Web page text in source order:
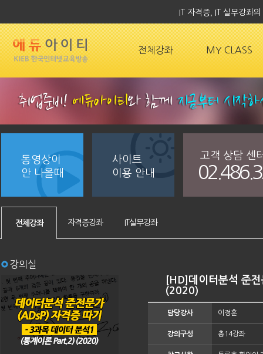
IT 자격증, IT 실무강좌
전체강좌 MY CLASS
동영상이
안 나올때
사이트
이용 안내
고객 상담 센
전체강좌 자격증강좌 IT실무강좌
강의실
[HD]데이터분석 준
(2020)
담당강사 이정훈
강의구성 총14강좌